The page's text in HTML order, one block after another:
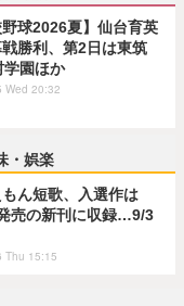
野球2026夏】仙台育英
勝利、第2日は東筑
園ほか
Wed 20:32
・娯楽
もん短歌、入選作は
売の新刊に収録…9/3
Thu 15:15